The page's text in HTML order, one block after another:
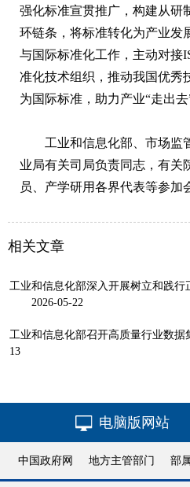
强化标准宣贯推广，构建从研
环链条，将标准转化为产业发
与国际标准化工作，主动对接
准化技术组织，推动我国优秀
为国际标准，助力产业“走出去
工业和信息化部、市场监
业局有关司局负责同志，有关
员、产学研用各界代表等参加
相关文章
工业和信息化部深入开展树立和践
2026-05-22
工业和信息化部召开高质量行业数据
13
电脑版网站
中国政府网 地方主管部门 部